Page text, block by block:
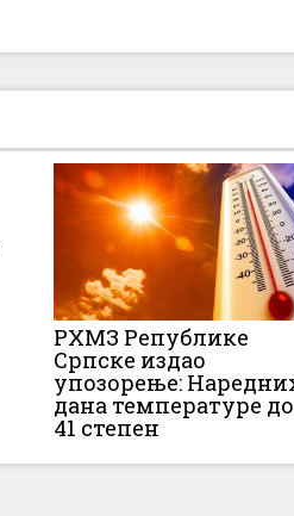
РХМЗ Републике
Српске издао
упозорење:
дана температуре до
41 степен